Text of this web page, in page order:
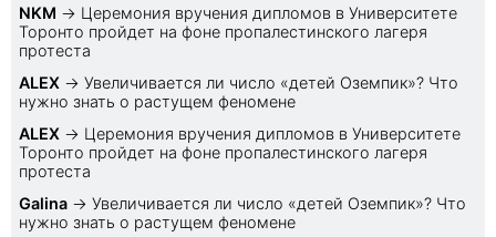
NKM → Церемония вручения дипломов в Университете
Торонто пройдет на фоне пропалестинского лагеря
протеста
ALEX → Увеличивается ли число «детей Оземпик»? Что
нужно знать о растущем феномене
ALEX → Церемония вручения дипломов в Университете
Торонто пройдет на фоне пропалестинского лагеря
протеста
Galina → Увеличивается ли число «детей Оземпик»? Что
нужно знать о растущем феномене